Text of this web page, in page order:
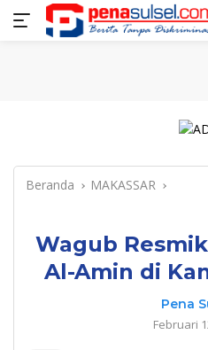
Langsung
Home Nasional Pendidikan
Beranda MAKASSAR
Wagub
Al-Amin di
Pena
Februari